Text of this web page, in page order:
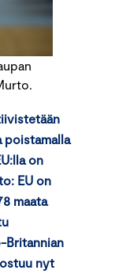
poistamalla
on
EU on
maata
Britannian
nyt